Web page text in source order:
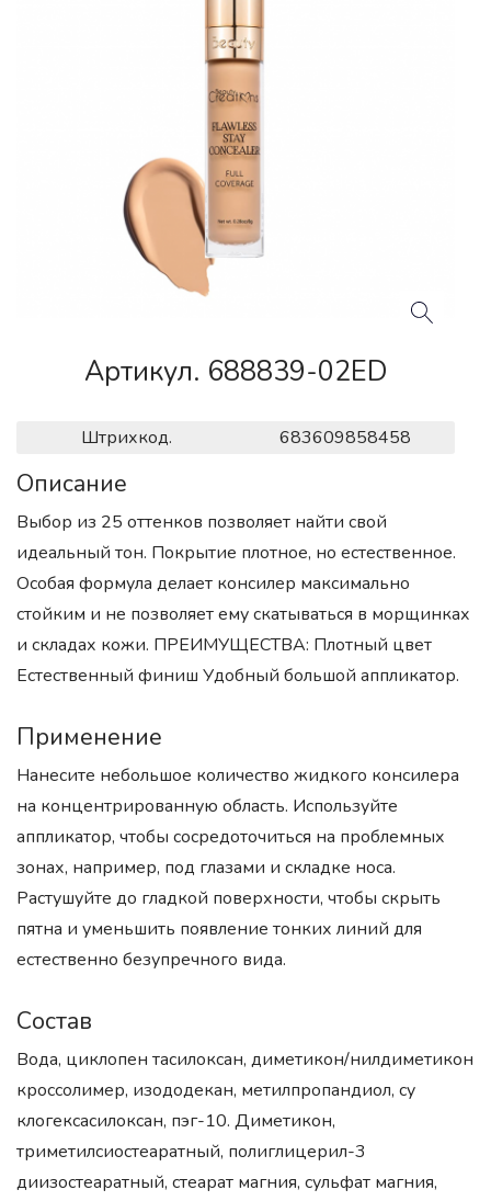
Артикул. 688839-02ED
Штрихкод. 683609858458
Описание
Выбор из 25 оттенков позволяет найти свой
идеальный тон. Покрытие плотное, но естественное.
Особая формула делает консилер максимально
стойким и не позволяет ему скатываться в морщинках
и складах кожи. ПРЕИМУЩЕСТВА: Плотный цвет
Естественный финиш Удобный большой аппликатор.
Применение
Нанесите небольшое количество жидкого консилера
на концентрированную область. Используйте
аппликатор, чтобы сосредоточиться на проблемных
зонах, например, под глазами и складке носа.
Растушуйте до гладкой поверхности, чтобы скрыть
пятна и уменьшить появление тонких линий для
естественно безупречного вида.
Состав
Вода, циклопен тасилоксан, диметикон/нилдиметикон
кроссолимер, изододекан, метилпропандиол, cy
клогексасилоксан, пэг-10. Диметикон,
триметилсиостеаратный, полиглицерил-3
диизостеаратный, стеарат магния, сульфат магния,